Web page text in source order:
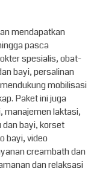
mendapatkan
pasca
spesialis, obat-
bayi, persalinan
mobilisasi
Paket ini juga
manajemen laktasi,
bayi, korset
bayi, video
creambath dan
dan relaksasi